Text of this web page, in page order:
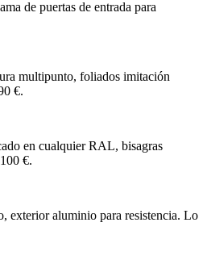
de puertas de entrada para
multipunto, foliados imitación
€.
en cualquier RAL, bisagras
€.
exterior aluminio para resistencia. Lo